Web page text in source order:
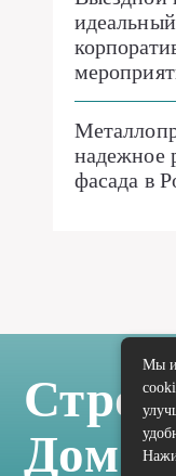
надежное
фасада в
Дом
Мы